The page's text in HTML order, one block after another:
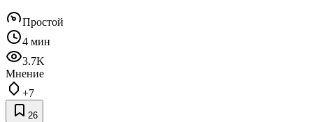
Простой
4 мин
3.7K
Мнение
+7
26